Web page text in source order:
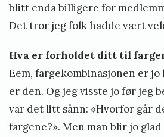
blitt enda billigere for
Det tror jeg folk hadde vært
Hva er forholdet ditt til
Eem, fargekombinasjonen er
er den. Og jeg visste jo før jeg
var det litt sånn: «Hvorfor går
fargene?». Men man blir jo